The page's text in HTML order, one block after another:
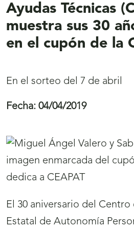
Ayudas Técnicas
muestra sus 30
en el cupón de la
En el sorteo del 7 de abril
Fecha: 04/04/2019
El 30 aniversario del Centro
Estatal de Autonomía